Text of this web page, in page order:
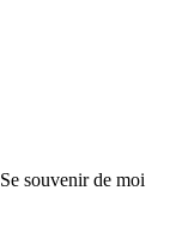
Se souvenir de moi